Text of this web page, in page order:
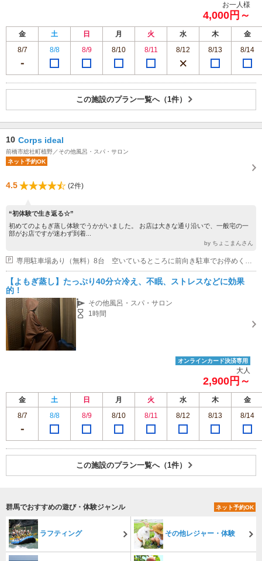
お一人様
4,000円～
金 土 日 月 火 水 木
金
8/7
8/8 8/9 8/10 8/11 8/12 8/13 8/14
この施設のプラン一覧へ（1件）
10 Corps ideal
前橋市総社町植野／その他風呂・スパ・サロン
ネット予約OK
4.5 (2件)
“初体験で生き返る☆”
初めてのよもぎ蒸し体験でうかがいました。 お店は大きな通り沿いで、一般宅の一
部がお店ですが迷わず到着...
by ちょこまんさん
専用駐車場あり（無料）8台 空いているところに前向き駐車でお停めください。
【よもぎ蒸し】たっぷり40分☆冷え、不眠、ストレスなどに効果
的！
その他風呂・スパ・サロン
1時間
オンラインカード決済専用
大人
2,900円～
金 土 日 月 火 水 木
金
8/7
8/8 8/9 8/10 8/11 8/12 8/13 8/14
この施設のプラン一覧へ（1件）
群馬でおすすめの遊び・体験ジャンル ネット予約OK
ラフティング その他レジャー・体験